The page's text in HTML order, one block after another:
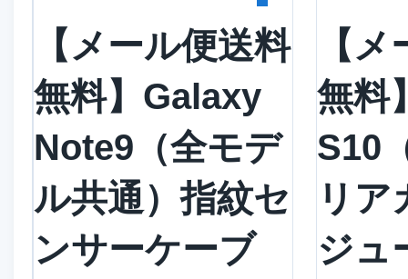
【メール便送料
無料】Galaxy
Note9（全モデ
ル共通）指紋セ
ンサーケーブ
【
無料
S10
リア
ジュ